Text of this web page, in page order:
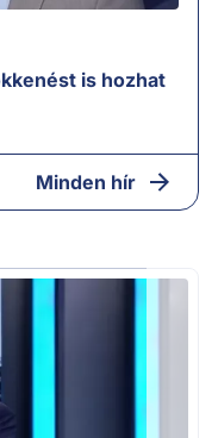
is hozhat
Minden hír